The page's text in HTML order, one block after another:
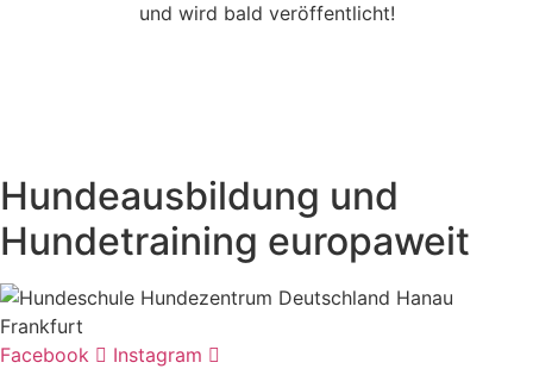
und wird bald veröffentlicht!
Hundeausbildung und
Hundetraining europaweit
Facebook Instagram